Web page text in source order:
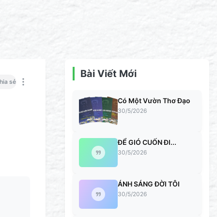
sẻ
Bài Viết Mới
Có Một Vườn Thơ Đạo
30/5/2026
ĐỂ GIÓ CUỐN ĐI...
30/5/2026
ÁNH SÁNG ĐỜI TÔI
30/5/2026